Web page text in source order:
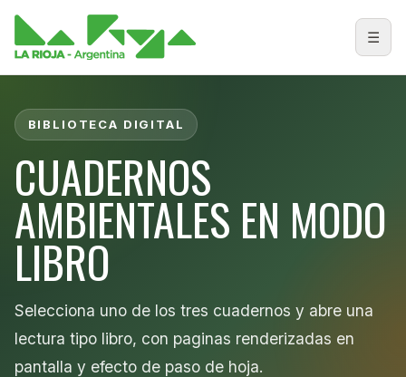
☰
BIBLIOTECA DIGITAL
CUADERNOS
AMBIENTALES EN MODO
LIBRO
Selecciona uno de los tres cuadernos y abre una
lectura tipo libro, con paginas renderizadas en
pantalla y efecto de paso de hoja.